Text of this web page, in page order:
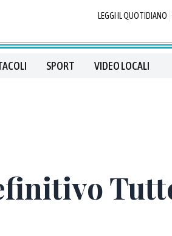
LEGGI IL QUOTIDIANO
SPORT VIDEO LOCALI